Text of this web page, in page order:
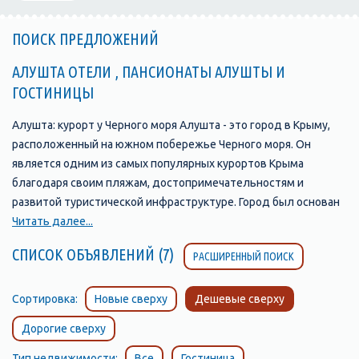
ПОИСК ПРЕДЛОЖЕНИЙ
АЛУШТА ОТЕЛИ , ПАНСИОНАТЫ АЛУШТЫ И
ГОСТИНИЦЫ
Алушта: курорт у Черного моря Алушта - это город в Крыму,
расположенный на южном побережье Черного моря. Он
является одним из самых популярных курортов Крыма
благодаря своим пляжам, достопримечательностям и
развитой туристической инфраструктуре. Город был основан
в 1837 году и с тех пор стал одним из главных туристических
центров Крыма. В Алуште находится множество отелей,
пансионатов, санаториев и гостевых домов, которые
широкий выбор услуг. Одной из главных
достопримечательностей Алушты является ее набережная,
которая протянулась на несколько километров вдоль моря и
является прекрасным местом для прогулок и отдыха. Здесь
Читать далее...
СПИСОК ОБЪЯВЛЕНИЙ (7) РАСШИРЕННЫЙ ПОИСК
Сортировка: Новые сверху Дешевые сверху
Дорогие сверху